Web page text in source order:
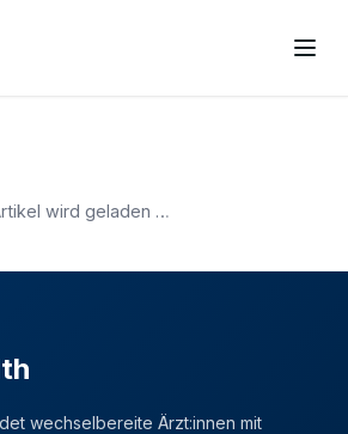
wird geladen …
wechselbereite Ärzt:innen mit